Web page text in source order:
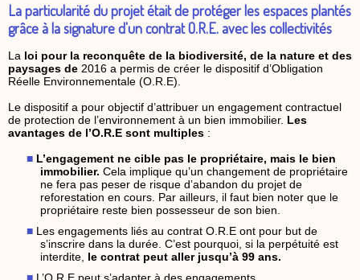
La particularité du projet était de protéger les espaces plantés
grâce à la signature d'un contrat O.R.E. avec les collectivités
La loi pour la reconquête de la biodiversité, de la nature et des
paysages de 2016 a permis de créer le dispositif d’Obligation
Réelle Environnementale (O.R.E).
Le dispositif a pour objectif d’attribuer un engagement contractuel
de protection de l’environnement à un bien immobilier. Les
avantages de l’O.R.E sont multiples :
L’engagement ne cible pas le propriétaire, mais le bien
immobilier. Cela implique qu’un changement de propriétaire
ne fera pas peser de risque d’abandon du projet de
reforestation en cours. Par ailleurs, il faut bien noter que le
propriétaire reste bien possesseur de son bien.
Les engagements liés au contrat O.R.E ont pour but de
s’inscrire dans la durée. C’est pourquoi, si la perpétuité est
interdite, le contrat peut aller jusqu’à 99 ans.
L’O.R.E peut s’adapter à des engagements